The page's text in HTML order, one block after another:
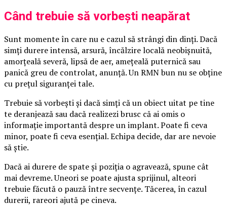
Când trebuie să vorbești neapărat
Sunt momente în care nu e cazul să strângi din dinți. Dacă
simți durere intensă, arsură, încălzire locală neobișnuită,
amorțeală severă, lipsă de aer, amețeală puternică sau
panică greu de controlat, anunță. Un RMN bun nu se obține
cu prețul siguranței tale.
Trebuie să vorbești și dacă simți că un obiect uitat pe tine
te deranjează sau dacă realizezi brusc că ai omis o
informație importantă despre un implant. Poate fi ceva
minor, poate fi ceva esențial. Echipa decide, dar are nevoie
să știe.
Dacă ai durere de spate și poziția o agravează, spune cât
mai devreme. Uneori se poate ajusta sprijinul, alteori
trebuie făcută o pauză între secvențe. Tăcerea, în cazul
durerii, rareori ajută pe cineva.